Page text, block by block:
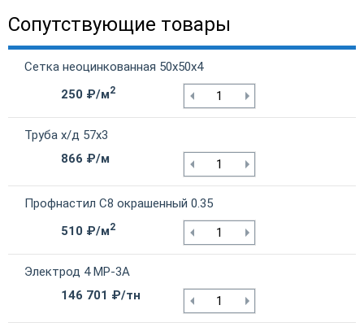
Сопутствующие товары
Сетка неоцинкованная 50х50х4
250 ₽/м2
Труба х/д 57х3
866 ₽/м
Профнастил С8 окрашенный 0.35
510 ₽/м2
Электрод 4 МР-3А
146 701 ₽/тн